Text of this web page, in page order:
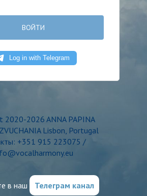
ВОЙТИ
2020-2026 ANNA PAPINA
Lisbon, Portugal
+351 915 223075 /
в наш Телеграм канал